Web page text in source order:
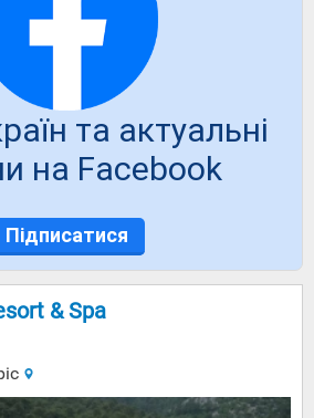
та актуальні
на Facebook
Підписатися
& Spa